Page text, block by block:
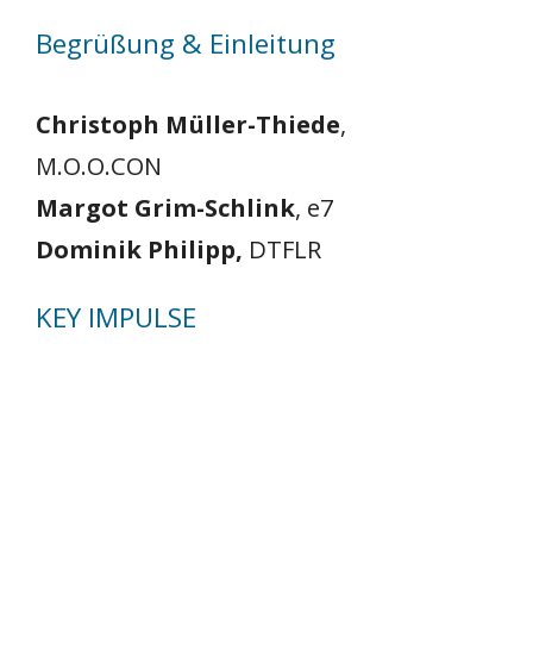
Begrüßung & Einleitung
Christoph Müller-Thiede,
M.O.O.CON
Margot Grim-Schlink, e7
Dominik Philipp, DTFLR
KEY IMPULSE